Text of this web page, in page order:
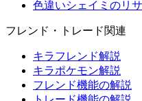
色違いシェイミのリ
フレンド・トレード関連
キラフレンド解説
キラポケモン解説
フレンド機能の解説